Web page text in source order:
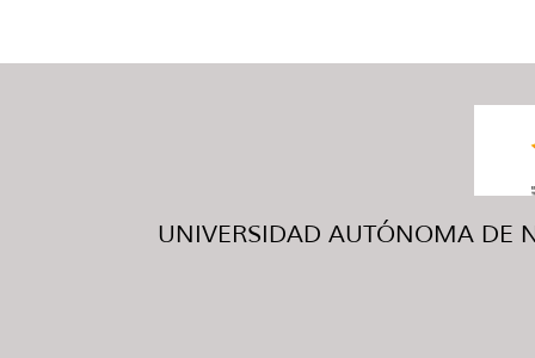
UNIVERSIDAD AUTÓNOMA DE